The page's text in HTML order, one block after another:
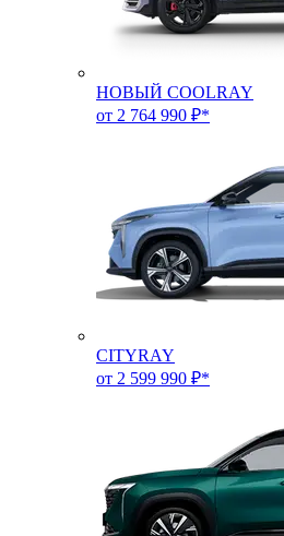
НОВЫЙ COOLRAY
от 2 764 990 ₽*
CITYRAY
от 2 599 990 ₽*